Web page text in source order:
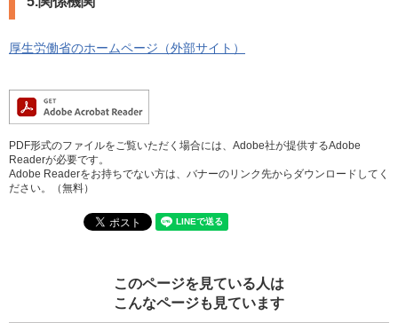
厚生労働省のホームページ（外部サイト）
PDF形式のファイルをご覧いただく場合には、Adobe社が提供するAdobe
Readerが必要です。
Adobe Readerをお持ちでない方は、バナーのリンク先からダウンロードしてく
ださい。（無料）
このページを見ている人は
こんなページも見ています